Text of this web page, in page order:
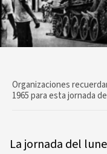
Organizaciones
1965 para esta jornada
La jornada del